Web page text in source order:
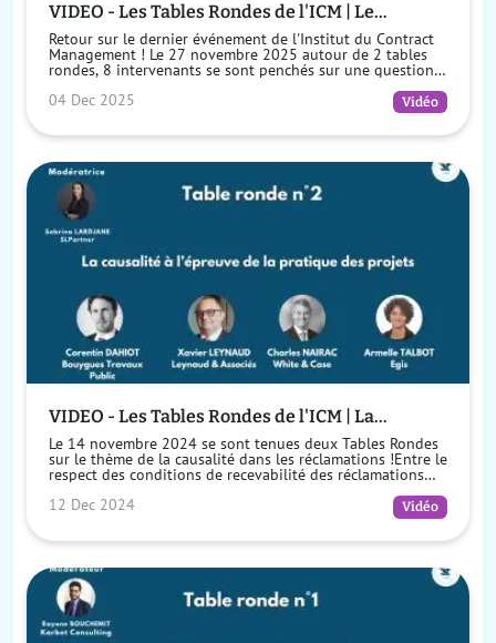
VIDEO - Les Tables Rondes de l'ICM | Le
Contract Manager en phase offre et au
démarrage du projet : un investissement
gagnant
Retour sur le dernier événement de l'Institut du Contract
Management ! Le 27 novembre 2025 autour de 2 tables
rondes, 8 intervenants se sont penchés sur une question
04 Dec 2025 Vidéo
VIDEO - Les Tables Rondes de l'ICM | La
causalité à l'épreuve de la pratique des projets
Le 14 novembre 2024 se sont tenues deux Tables Rondes
sur le thème de la causalité dans les réclamations !Entre le
respect des conditions de recevabilité des réclamations
12 Dec 2024 Vidéo